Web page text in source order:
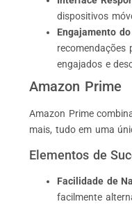
dispositivos
Engajamento
recomendações
engajados e
Amazon Prime
Amazon Prime
mais, tudo em uma
Elementos de
Facilidade de
facilmente